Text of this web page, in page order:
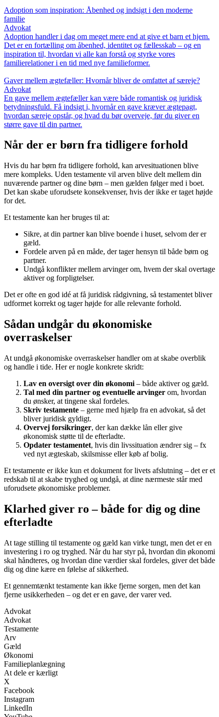
Adoption som inspiration: Åbenhed og indsigt i den moderne
familie
Advokat
Adoption handler i dag om meget mere end at give et barn et hjem.
Det er en fortælling om åbenhed, identitet og fællesskab – og en
inspiration til, hvordan vi alle kan forstå og styrke vores
familierelationer i en tid med nye familieformer.
Gaver mellem ægtefæller: Hvornår bliver de omfattet af særeje?
Advokat
En gave mellem ægtefæller kan være både romantisk og juridisk
betydningsfuld. Få indsigt i, hvornår en gave kræver ægtepagt,
hvordan særeje opstår, og hvad du bør overveje, før du giver en
større gave til din partner.
Når der er børn fra tidligere forhold
Hvis du har børn fra tidligere forhold, kan arvesituationen blive
mere kompleks. Uden testamente vil arven blive delt mellem din
nuværende partner og dine børn – men gælden følger med i boet.
Det kan skabe uforudsete konsekvenser, hvis der ikke er taget højde
for det.
Et testamente kan her bruges til at:
Sikre, at din partner kan blive boende i huset, selvom der er
gæld.
Fordele arven på en måde, der tager hensyn til både børn og
partner.
Undgå konflikter mellem arvinger om, hvem der skal overtage
aktiver og forpligtelser.
Det er ofte en god idé at få juridisk rådgivning, så testamentet bliver
udformet korrekt og tager højde for alle relevante forhold.
Sådan undgår du økonomiske
overraskelser
At undgå økonomiske overraskelser handler om at skabe overblik
og handle i tide. Her er nogle konkrete skridt:
Lav en oversigt over din økonomi – både aktiver og gæld.
Tal med din partner og eventuelle arvinger om, hvordan
du ønsker, at tingene skal fordeles.
Skriv testamente – gerne med hjælp fra en advokat, så det
bliver juridisk gyldigt.
Overvej forsikringer, der kan dække lån eller give
økonomisk støtte til de efterladte.
Opdater testamentet, hvis din livssituation ændrer sig – fx
ved nyt ægteskab, skilsmisse eller køb af bolig.
Et testamente er ikke kun et dokument for livets afslutning – det er et
redskab til at skabe tryghed og undgå, at dine nærmeste står med
uforudsete økonomiske problemer.
Klarhed giver ro – både for dig og dine
efterladte
At tage stilling til testamente og gæld kan virke tungt, men det er en
investering i ro og tryghed. Når du har styr på, hvordan din økonomi
skal håndteres, og hvordan dine værdier skal fordeles, giver det både
dig og dine kære en følelse af sikkerhed.
Et gennemtænkt testamente kan ikke fjerne sorgen, men det kan
fjerne usikkerheden – og det er en gave, der varer ved.
Advokat
Advokat
Testamente
Arv
Gæld
Økonomi
Familieplanlægning
At dele er kærligt
X
Facebook
Instagram
LinkedIn